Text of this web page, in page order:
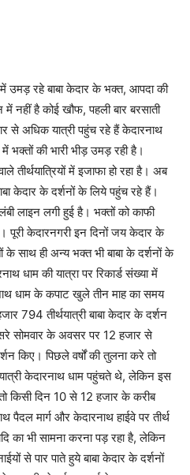
उमड़ रहे बाबा केदार के भक्त, आपदा की
में नहीं है कोई खौफ, पहली बार बरसाती
से अधिक यात्री पहुंच रहे हैं केदारनाथ
भक्तों की भारी भीड़ उमड़ रही है।
में इजाफा हो रहा है। अब
केदार के दर्शनों के लिये पहुंच रहे हैं।
लाइन लगी हुई है। भक्तों को काफी
पूरी केदारनगरी इन दिनों जय केदार के
साथ ही अन्य भक्त भी बाबा के दर्शनों के
धाम की यात्रा पर रिकार्ड संख्या में
धाम के कपाट खुले तीन माह का समय
794 तीर्थयात्री बाबा केदार के दर्शन
सोमवार के अवसर पर 12 हजार से
किए। पिछले वर्षों की तुलना करे तो
केदारनाथ धाम पहुंचते थे, लेकिन इस
किसी दिन 10 से 12 हजार के करीब
मार्ग और केदारनाथ हाईवे पर तीर्थ
का भी सामना करना पड़ रहा है, लेकिन
से पार पाते हुये बाबा केदार के दर्शनों